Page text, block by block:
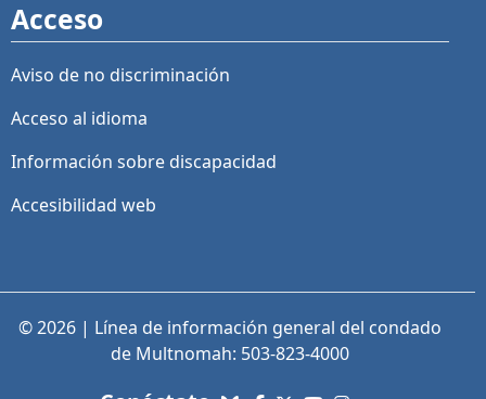
Acceso
Aviso de no discriminación
Acceso al idioma
Información sobre discapacidad
Accesibilidad web
© 2026 | Línea de información general del condado
de Multnomah: 503-823-4000